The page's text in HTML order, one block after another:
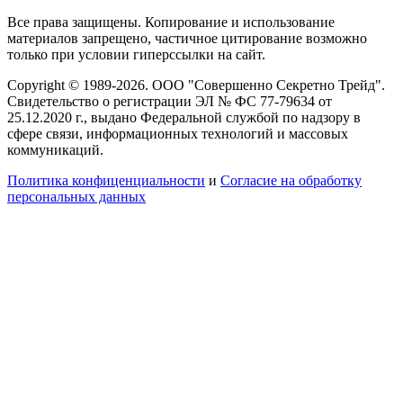
Все права защищены. Копирование и использование
материалов запрещено, частичное цитирование возможно
только при условии гиперссылки на сайт.
Copyright © 1989-2026. ООО "Совершенно Секретно Трейд".
Свидетельство о регистрации ЭЛ № ФС 77-79634 от
25.12.2020 г., выдано Федеральной службой по надзору в
сфере связи, информационных технологий и массовых
коммуникаций.
Политика конфиценциальности и Согласие на обработку
персональных данных